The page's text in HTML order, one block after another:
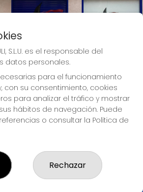
S.L.U. es el responsable del
datos personales.
para el funcionamiento
con su consentimiento, cookies
para analizar el tráfico y mostrar
hábitos de navegación. Puede
o consultar la Política de
Rechazar